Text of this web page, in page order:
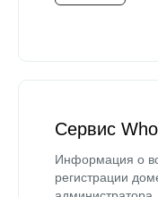
Сервис
Информация о
регистрации